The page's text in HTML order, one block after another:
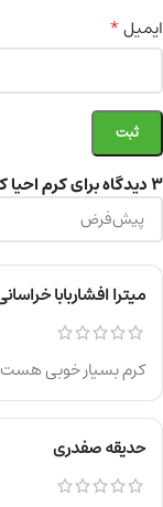
3 دیدگاه برای کرم احیا
میترا افشاربابا
کرم بسیار خوبی
حدیقه صفدری
ایمیل*